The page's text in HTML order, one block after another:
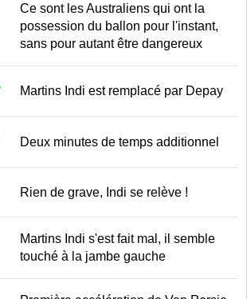
Ce sont les Australiens qui ont la
possession du ballon pour l'instant,
sans pour autant être dangereux
Martins Indi est remplacé par Depay
Deux minutes de temps additionnel
Rien de grave, Indi se relève !
Martins Indi s'est fait mal, il semble
touché à la jambe gauche